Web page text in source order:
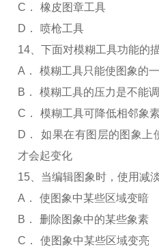
C ．
橡皮图章工具
D ．
喷枪工具
14 、下面对模糊工具功能的
A ．
模糊工具只能使图象的
B ．
模糊工具的压力是不能
C ．
模糊工具可降低相邻象
D ．
如果在有图层的图象上
才会起变化
15 、当编辑图象时，使用减
A ．
使图象中某些区域变暗
B ．
删除图象中的某些象素
C ．
使图象中某些区域变亮